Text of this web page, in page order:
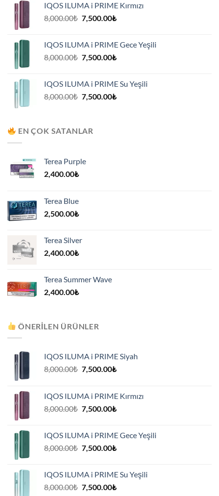
7,500.00₺.
IQOS ILUMA i PRIME Kırmızı
8,000.00₺ Orijinal
7,500.00₺Şu
7,500.00₺.
IQOS ILUMA i PRIME Gece Yeşili
8,000.00₺ Orijinal
7,500.00₺Şu
7,500.00₺.
IQOS ILUMA i PRIME Su Yeşili
8,000.00₺ Orijinal
7,500.00₺Şu
EN ÇOK SATANLAR
Terea Purple
2,400.00₺
Terea Blue
2,500.00₺
Terea Silver
2,400.00₺
Terea Summer Wave
2,400.00₺
ÖNERILEN ÜRÜNLER
IQOS ILUMA i PRIME Siyah
8,000.00₺ Orijinal
7,500.00₺Şu
7,500.00₺.
IQOS ILUMA i PRIME Kırmızı
8,000.00₺ Orijinal
7,500.00₺Şu
7,500.00₺.
IQOS ILUMA i PRIME Gece Yeşili
8,000.00₺ Orijinal
7,500.00₺Şu
7,500.00₺.
IQOS ILUMA i PRIME Su Yeşili
8,000.00₺ Orijinal
7,500.00₺Şu